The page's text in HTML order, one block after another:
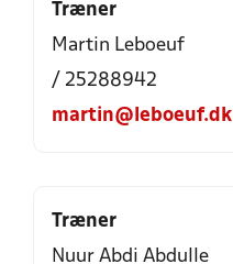
Træner
Martin Leboeuf
/ 25288942
martin@leboeuf.dk
Træner
Nuur Abdi Abdulle